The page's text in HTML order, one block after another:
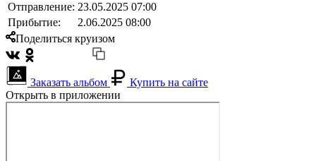
Отправление: 23.05.2025 07:00
Прибытие:
2.06.2025 08:00
Поделиться круизом
Заказать альбом
Купить на сайте
Открыть в приложении